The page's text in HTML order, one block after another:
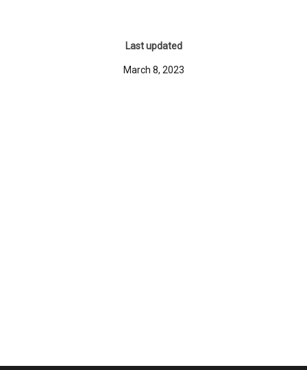
Last updated
March 8, 2023